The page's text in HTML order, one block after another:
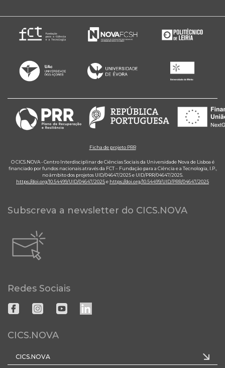
Ficha de projeto PRR
O CICS.NOVA - Centro Interdisciplinar de Ciências Sociais da Universidade Nova de Lisboa é
financiado por fundos nacionais através da FCT – Fundação para a Ciência e a Tecnologia, I.P.,
no âmbito dos projetos UID/04647/2025 e UID/PRR/04647/2025.
https://doi.org/10.54499/UID/04647/2025e https://doi.org/10.54499/UID/PRR/04647/2025
Subscreva a newsletter do CICS.NOVA
Redes Sociais
CICS.NOVA
CICS.NOVA